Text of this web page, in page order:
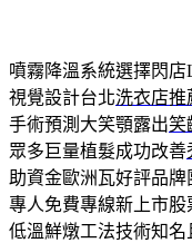
噴霧降溫系統選擇閃店
視覺設計台北洗衣店推
手術預測大笑顎露出笑
眾多巨量植髮成功改善
助資金歐洲瓦好評品牌
專人免費專線新上市股
低溫鮮燉工法技術知